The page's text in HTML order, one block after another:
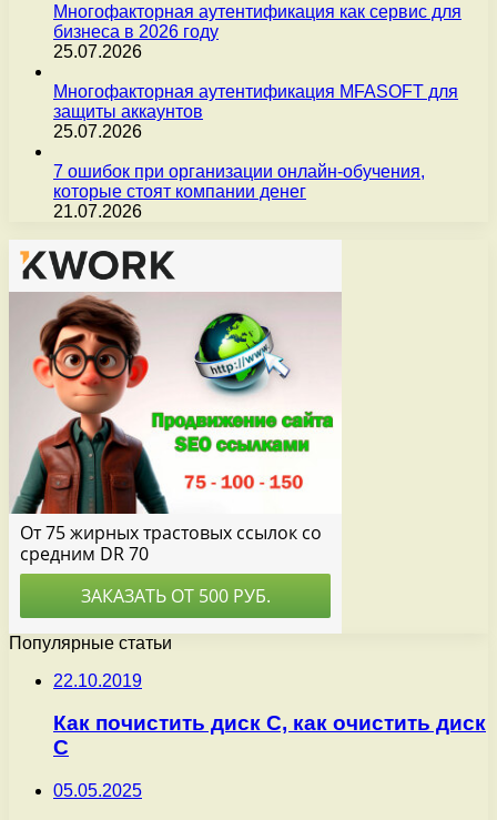
Многофакторная аутентификация как сервис для
бизнеса в 2026 году
25.07.2026
Многофакторная аутентификация MFASOFT для
защиты аккаунтов
25.07.2026
7 ошибок при организации онлайн-обучения,
которые стоят компании денег
21.07.2026
Популярные статьи
22.10.2019
Как почистить диск С, как очистить диск
С
05.05.2025